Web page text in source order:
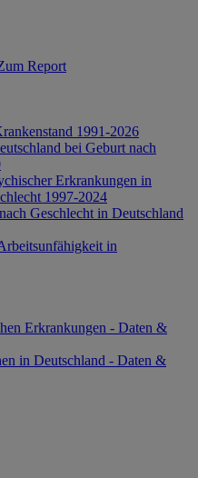
Report
1991-2026
bei Geburt nach
Erkrankungen in
1997-2024
Geschlecht in Deutschland
in
Erkrankungen - Daten &
in Deutschland - Daten &